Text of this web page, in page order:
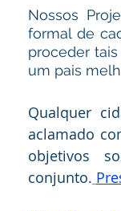
Nossos
formal de
proceder
um pais
Qualquer
aclamado
objetivos
conjunto.